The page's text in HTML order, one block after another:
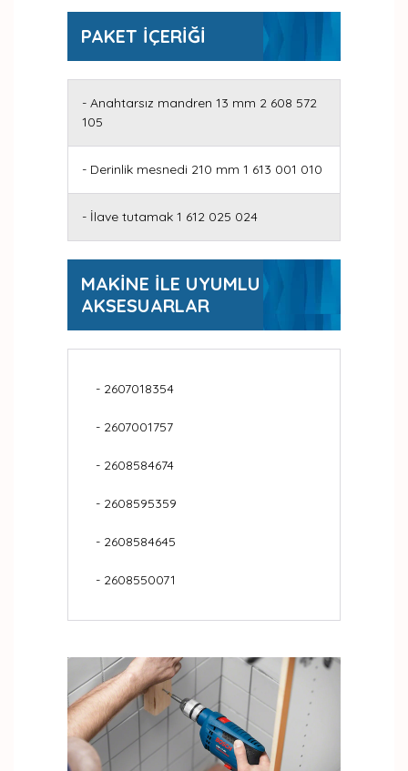
PAKET İÇERİĞİ
- Anahtarsız mandren 13 mm 2 608 572
105
- Derinlik mesnedi 210 mm 1 613 001 010
- İlave tutamak 1 612 025 024
MAKİNE İLE UYUMLU
AKSESUARLAR
- 2607018354
- 2607001757
- 2608584674
- 2608595359
- 2608584645
- 2608550071